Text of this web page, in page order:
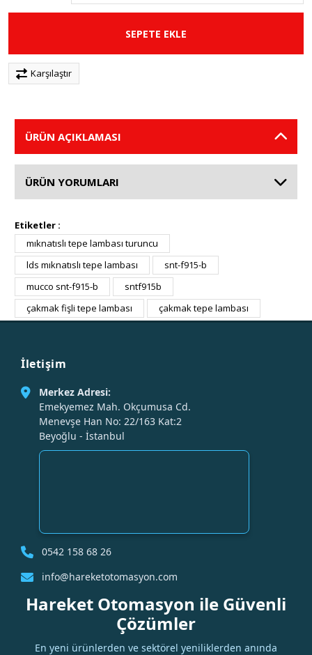
SEPETE EKLE
Karşılaştır
ÜRÜN AÇIKLAMASI
ÜRÜN YORUMLARI
Etiketler :
mıknatıslı tepe lambası turuncu
lds mıknatıslı tepe lambası
snt-f915-b
mucco snt-f915-b
sntf915b
çakmak fişli tepe lambası
çakmak tepe lambası
İletişim
Merkez Adresi:
Emekyemez Mah. Okçumusa Cd.
Menevşe Han No: 22/163 Kat:2
Beyoğlu - İstanbul
0542 158 68 26
info@hareketotomasyon.com
Hareket Otomasyon ile Güvenli
Çözümler
En yeni ürünlerden ve sektörel yeniliklerden anında